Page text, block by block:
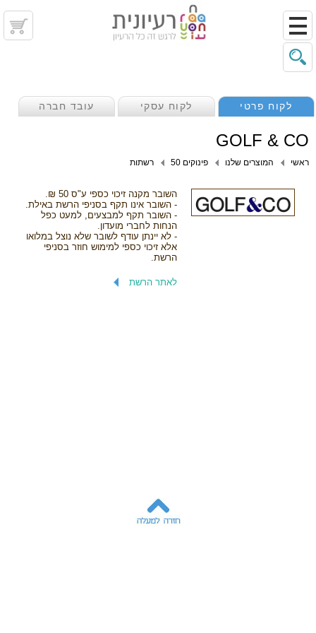
לקוח פרטי לקוח עסקי עובד חברה
GOLF & CO
ראשי המוצרים שלנו פינוקים 50 רשתות
השובר מקנה זיכוי כספי ע"ס 50 ₪.
- השובר אינו תקף בסניפי הרשת באילת.
- השובר תקף למבצעים, למעט כפל
הנחות לחברי מועדון.
- לא יינתן עודף לשובר שלא נוצל במלואו
אלא זיכוי כספי למימוש חוזר בסניפי
הרשת.
לאתר הרשת